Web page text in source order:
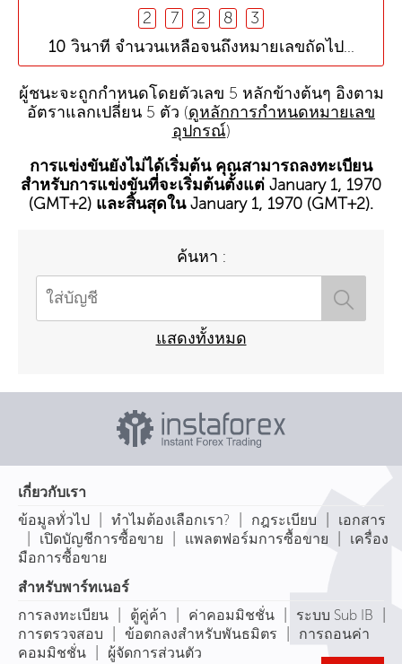
2
7 2 8
3
10 วินาที จำนวนเหลือจนถึงหมายเลขถัดไป...
ผู้ชนะจะถูกกำหนดโดยตัวเลข 5 หลักข้างต้นๆ อิงตาม
อัตราแลกเปลี่ยน 5 ตัว (ดูหลักการกำหนดหมายเลข
อุปกรณ์)
การแข่งขันยังไม่ได้เริ่มต้น คุณสามารถลงทะเบียน
สำหรับการแข่งขันที่จะเริ่มต้นตั้งแต่ January 1, 1970
(GMT+2) และสิ้นสุดในJanuary 1, 1970 (GMT+2).
ค้นหา :
แสดงทั้งหมด
เกี่ยวกับเรา
ข้อมูลทั่วไป | ทำไมต้องเลือกเรา? | กฎระเบียบ | เอกสาร
| เปิดบัญชีการซื้อขาย | แพลตฟอร์มการซื้อขาย |
เครื่อง
มือการซื้อขาย
สำหรับพาร์ทเนอร์
การลงทะเบียน | ตู้คู่ค้า | ค่าคอมมิชชั่น | ระบบ Sub IB |
การตรวจสอบ | ข้อตกลงสำหรับพันธมิตร |
การถอนค่า
คอมมิชชั่น | ผู้จัดการส่วนตัว